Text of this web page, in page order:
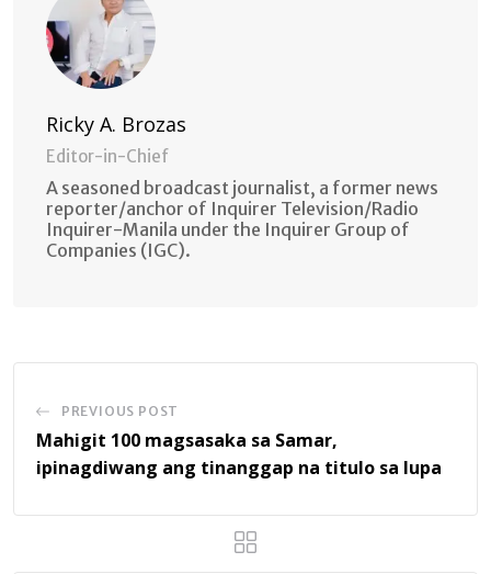
Ricky A. Brozas
Editor-in-Chief
A seasoned broadcast journalist, a former news
reporter/anchor of Inquirer Television/Radio
Inquirer-Manila under the Inquirer Group of
Companies (IGC).
PREVIOUS POST
Mahigit 100 magsasaka sa Samar,
ipinagdiwang ang tinanggap na titulo sa lupa